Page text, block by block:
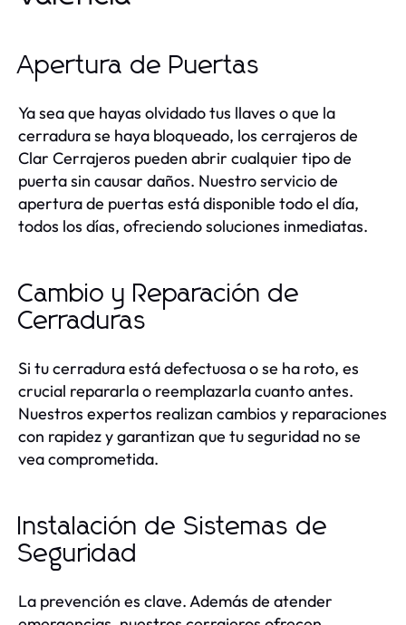
Apertura de Puertas
Ya sea que hayas olvidado tus llaves o que la
cerradura se haya bloqueado, los cerrajeros de
Clar Cerrajeros pueden abrir cualquier tipo de
puerta sin causar daños. Nuestro servicio de
apertura de puertas está disponible todo el día,
todos los días, ofreciendo soluciones inmediatas.
Cambio y Reparación de
Cerraduras
Si tu cerradura está defectuosa o se ha roto, es
crucial repararla o reemplazarla cuanto antes.
Nuestros expertos realizan cambios y reparaciones
con rapidez y garantizan que tu seguridad no se
vea comprometida.
Instalación de Sistemas de
Seguridad
La prevención es clave. Además de atender